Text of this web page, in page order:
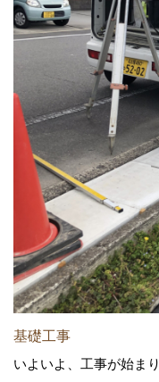
基礎工事
いよいよ、工事が始ま